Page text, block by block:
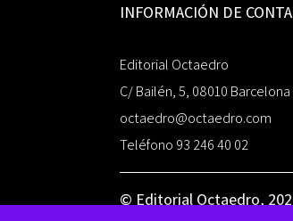
INFORMACIÓN DE
Editorial Octaedro
C/ Bailén, 5, 08010 Barcelona
octaedro@octaedro.com
Teléfono 93 246 40 02
© Editorial Octaedro,